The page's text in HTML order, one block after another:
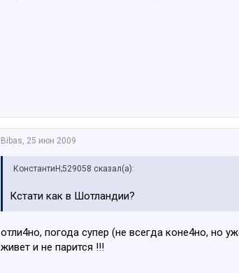
Bibas, 25 июн 2009
КонстантиН;529058 сказал(а):
Кстати как в Шотландии?
отли4но, погода супер (не всегда коне4но, но
живет и не парится !!!